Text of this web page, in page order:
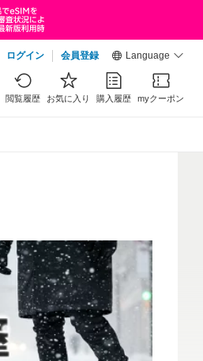
ログイン 会員登録 Language
閲覧履歴 お気に入り 購入履歴 myクーポン